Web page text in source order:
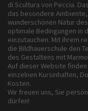
di Scultura von Peccia.
das besondere
wunderschönen Natur
optimale Bedingungen in
einzutauchen. Mit ihrem
die Bildhauerschule den
des Gestaltens mit
Auf dieser Website
einzelnen Kursinhalten,
Kosten.
Wir freuen uns, Sie
dürfen!